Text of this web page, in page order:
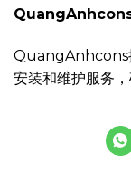
QuangAnhcons
QuangAnhcons
安装和维护服务